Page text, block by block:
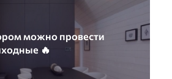
можно провести
🔥